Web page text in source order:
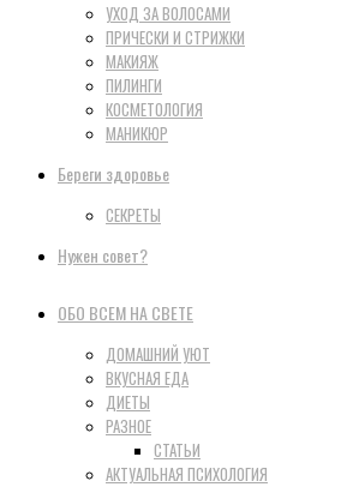
УХОД ЗА ВОЛОСАМИ
ПРИЧЕСКИ И СТРИЖКИ
МАКИЯЖ
ПИЛИНГИ
КОСМЕТОЛОГИЯ
МАНИКЮР
Береги здоровье
СЕКРЕТЫ
Нужен совет?
ОБО ВСЕМ НА СВЕТЕ
ДОМАШНИЙ УЮТ
ВКУСНАЯ ЕДА
ДИЕТЫ
РАЗНОЕ
СТАТЬИ
АКТУАЛЬНАЯ ПСИХОЛОГИЯ